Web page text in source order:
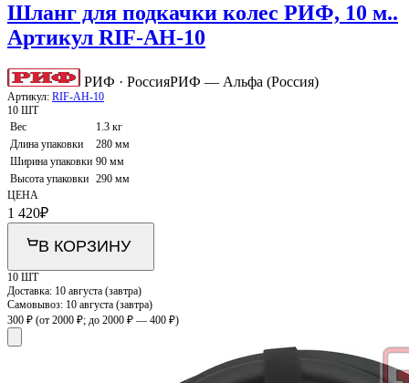
Шланг для подкачки колес РИФ, 10 м..
Артикул RIF-AH-10
РИФ · РоссияРИФ — Альфа (Россия)
Артикул: RIF-AH-10
10 ШТ
Вес
1.3 кг
Длина упаковки
280 мм
Ширина упаковки 90 мм
Высота упаковки 290 мм
ЦЕНА
1 420₽
В КОРЗИНУ
10 ШТ
Доставка: 10 августа (завтра)
Самовывоз: 10 августа (завтра)
300 ₽ (от 2000 ₽; до 2000 ₽ — 400 ₽)